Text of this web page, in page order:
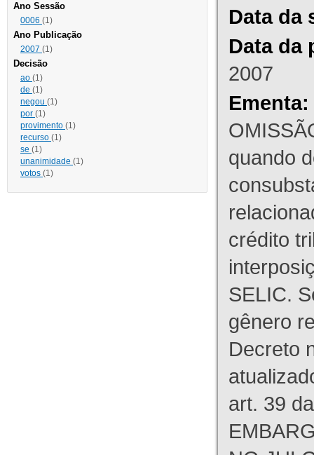
Ano Sessão
0006 (1)
Ano Publicação
2007 (1)
Decisão
ao (1)
de (1)
negou (1)
por (1)
provimento (1)
recurso (1)
se (1)
unanimidade (1)
votos (1)
Data da
Data da
2007
Ementa:
quando
crédito
SELIC.
gênero
Decreto
art. 39